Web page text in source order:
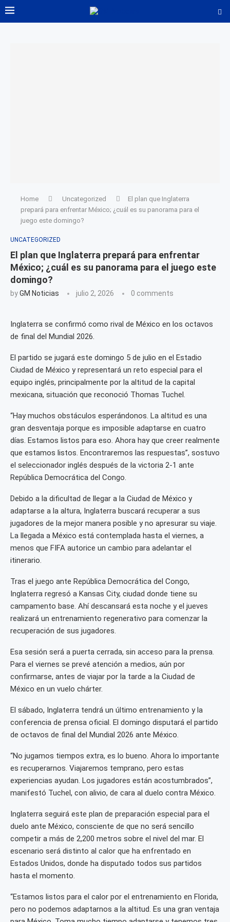
Home Uncategorized
El plan que Inglaterra
prepará para enfrentar México; ¿cuál es su panorama para el
juego este domingo?
UNCATEGORIZED
El plan que Inglaterra prepará para enfrentar
México; ¿cuál es su panorama para el juego este
domingo?
byGM Noticias julio 2, 2026 0 comments
Inglaterra se confirmó como rival de México en los octavos
de final del Mundial 2026.
El partido se jugará este domingo 5 de julio en el Estadio
Ciudad de México y representará un reto especial para el
equipo inglés, principalmente por la altitud de la capital
mexicana, situación que reconoció Thomas Tuchel.
“Hay muchos obstáculos esperándonos. La altitud es una
gran desventaja porque es imposible adaptarse en cuatro
días. Estamos listos para eso. Ahora hay que creer realmente
que estamos listos. Encontraremos las respuestas”, sostuvo
el seleccionador inglés después de la victoria 2-1 ante
República Democrática del Congo.
Debido a la dificultad de llegar a la Ciudad de México y
adaptarse a la altura, Inglaterra buscará recuperar a sus
jugadores de la mejor manera posible y no apresurar su viaje.
La llegada a México está contemplada hasta el viernes, a
menos que FIFA autorice un cambio para adelantar el
itinerario.
Tras el juego ante República Democrática del Congo,
Inglaterra regresó a Kansas City, ciudad donde tiene su
campamento base. Ahí descansará esta noche y el jueves
realizará un entrenamiento regenerativo para comenzar la
recuperación de sus jugadores.
Esa sesión será a puerta cerrada, sin acceso para la prensa.
Para el viernes se prevé atención a medios, aún por
confirmarse, antes de viajar por la tarde a la Ciudad de
México en un vuelo chárter.
El sábado, Inglaterra tendrá un último entrenamiento y la
conferencia de prensa oficial. El domingo disputará el partido
de octavos de final del Mundial 2026 ante México.
“No jugamos tiempos extra, es lo bueno. Ahora lo importante
es recuperarnos. Viajaremos temprano, pero estas
experiencias ayudan. Los jugadores están acostumbrados”,
manifestó Tuchel, con alivio, de cara al duelo contra México.
Inglaterra seguirá este plan de preparación especial para el
duelo ante México, consciente de que no será sencillo
competir a más de 2,200 metros sobre el nivel del mar. El
escenario será distinto al calor que ha enfrentado en
Estados Unidos, donde ha disputado todos sus partidos
hasta el momento.
“Estamos listos para el calor por el entrenamiento en Florida,
pero no podemos adaptarnos a la altitud. Es una gran ventaja